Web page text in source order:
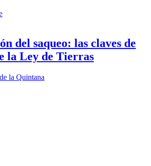
del saqueo: las claves de
la Ley de Tierras
la Quintana